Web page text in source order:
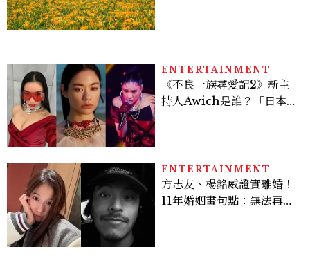
ENTERTAINMENT
《不良一族尋愛記2》新主
持人Awich是誰？「日本嘻
ENTERTAINMENT
方志友、楊銘威證實離婚！
11年婚姻畫句點：無法再做